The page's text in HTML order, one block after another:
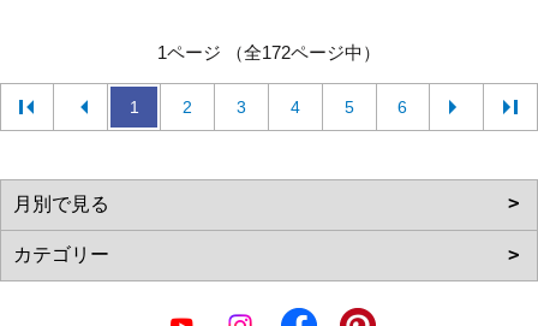
1ページ （全172ページ中）
1 2 3 4 5 6